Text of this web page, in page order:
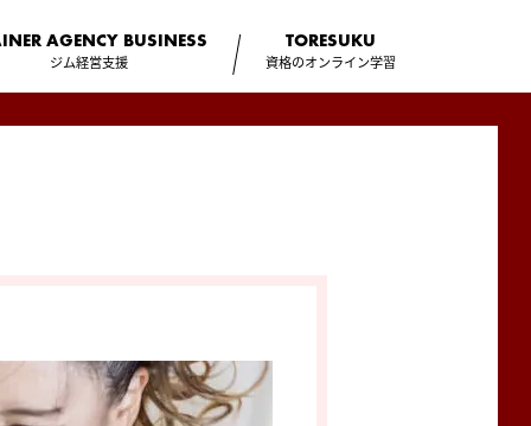
AGENCY BUSINESS
ジム経営支援
TORESUKU
資格のオンライン学習